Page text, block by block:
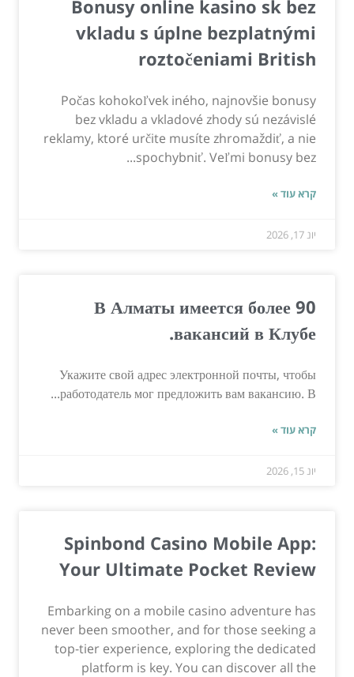
Bonusy online kasino sk bez
vkladu s úplne bezplatnými
roztočeniami British
Počas kohokoľvek iného, ​​najnovšie bonusy
bez vkladu a vkladové zhody sú nezávislé
reklamy, ktoré určite musíte zhromaždiť, a nie
spochybniť. Veľmi bonusy bez...
קרא עוד »
יונ 17, 2026
В Алматы имеется более 90
вакансий в Клубе.
Укажите свой адрес электронной почты, чтобы
работодатель мог предложить вам вакансию. В...
קרא עוד »
יונ 15, 2026
Spinbond Casino Mobile App:
Your Ultimate Pocket Review
Embarking on a mobile casino adventure has
never been smoother, and for those seeking a
top-tier experience, exploring the dedicated
platform is key. You can discover all the